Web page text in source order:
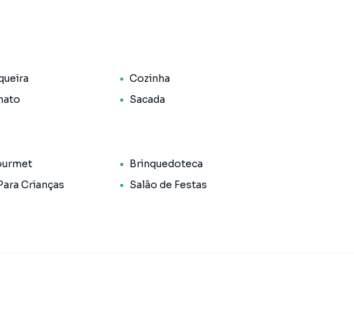
Cozinha
Sacada
Brinquedoteca
Crianças
Salão de Festas